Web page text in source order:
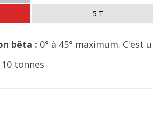
5 T
bêta : 0° à 45° maximum.
10 tonnes